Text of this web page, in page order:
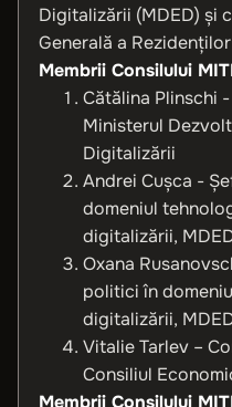
Digitalizării (MDED) și
Generală a
Membrii Consilului
Cătălina Plinschi
Ministerul
Digitalizării
Andrei Cușca -
domeniul
digitalizării,
Oxana
politici în
digitalizării,
Vitalie Tarlev –
Consiliul
Membrii Consilului